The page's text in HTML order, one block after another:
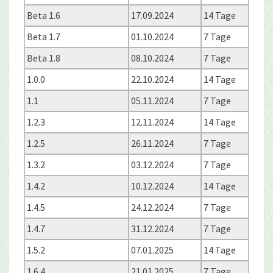
Beta 1.6 17.09.2024
14 Tage
Beta 1.7
01.10.2024
7 Tage
Beta 1.8
08.10.2024
7 Tage
1.0.0
22.10.2024
14 Tage
1.1
05.11.2024
7 Tage
1.2.3
12.11.2024
14 Tage
1.2.5
26.11.2024
7 Tage
1.3.2
03.12.2024
7 Tage
1.4.2
10.12.2024
14 Tage
1.4.5
24.12.2024
7 Tage
1.4.7
31.12.2024
7 Tage
1.5.2
07.01.2025
14 Tage